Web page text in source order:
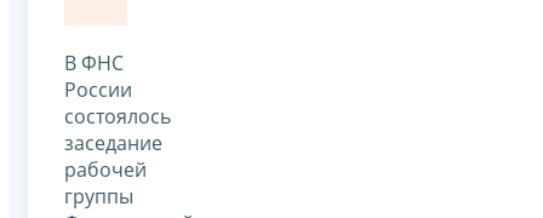
В ФНС
России
состоялось
заседание
рабочей
группы